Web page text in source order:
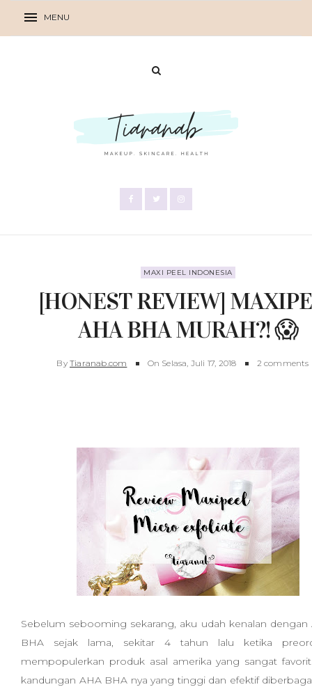
MAXI PEEL INDONESIA
[HONEST REVIEW]
AHA BHA MURAH?! 😱
By Tiaranab.com On Selasa, Juli 17, 2018 2 comments
Sebelum sebooming sekarang, aku udah kenalan dengan
BHA sejak lama, sekitar 4 tahun lalu ketika
mempopulerkan produk asal amerika yang sangat
kandungan AHA BHA nya yang tinggi dan efektif